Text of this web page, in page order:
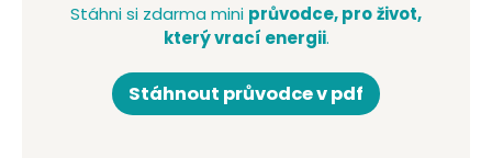
Stáhni si zdarma mini průvodce, proživot,
který vrací energii.
Stáhnout průvodce v pdf